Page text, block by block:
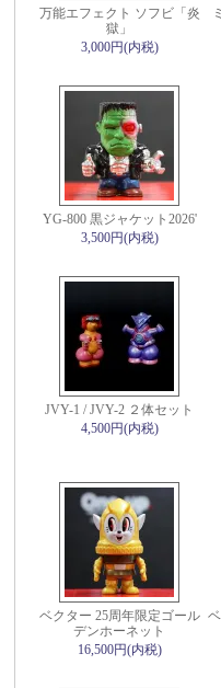
万能エフェクト ソフビ「炎
獄」
3,000円(内税)
YG-800 黒ジャケット2026'
3,500円(内税)
JVY-1 / JVY-2 ２体セット
4,500円(内税)
ベクター 25周年限定ゴール
デンホーネット
16,500円(内税)